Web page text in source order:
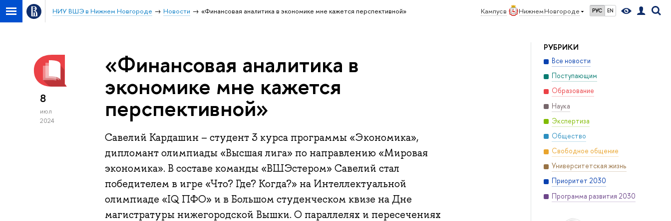
Кампус в Нижнем Новгороде РУС EN
НИУ ВШЭ в Нижнем Новгороде Новости «Финансовая аналитика в экономике мне кажется перспективной»
РУБРИКИ
Все новости
Поступающим
Образование
Наука
Экспертиза
Общество
Свободное общение
Университетская жизнь
Приоритет 2030
Программа развития 2030
8
июл
2024
«Финансовая аналитика в
экономике мне кажется
перспективной»
Савелий Кардашин – студент 3 курса программы «Экономика»,
дипломант олимпиады «Высшая лига» по направлению «Мировая
экономика». В составе команды «ВШЭстером» Савелий стал
победителем в игре «Что? Где? Когда?» на Интеллектуальной
олимпиаде «IQ ПФО» и в Большом студенческом квизе на Дне
магистратуры нижегородской Вышки. О параллелях и пересечениях